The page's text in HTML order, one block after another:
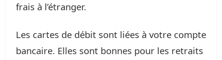
frais à l’étranger.
Les cartes de débit sont liées à votre compte
bancaire. Elles sont bonnes pour les retraits